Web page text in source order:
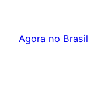
Agora no Brasil